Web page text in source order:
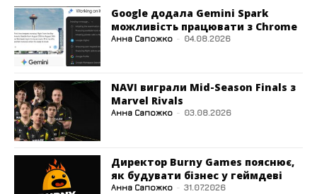
Google додала Gemini Spark
можливість працювати з Chrome
Анна Сапожко - 04.08.2026
NAVI виграли Mid-Season Finals з
Marvel Rivals
Анна Сапожко - 03.08.2026
Директор Burny Games пояснює,
як будувати бізнес у геймдеві
Анна Сапожко - 31.07.2026